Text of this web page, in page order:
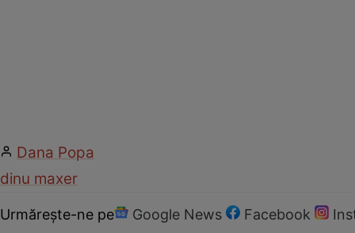
Dana Popa
dinu maxer
Urmărește-ne pe Google News Facebook